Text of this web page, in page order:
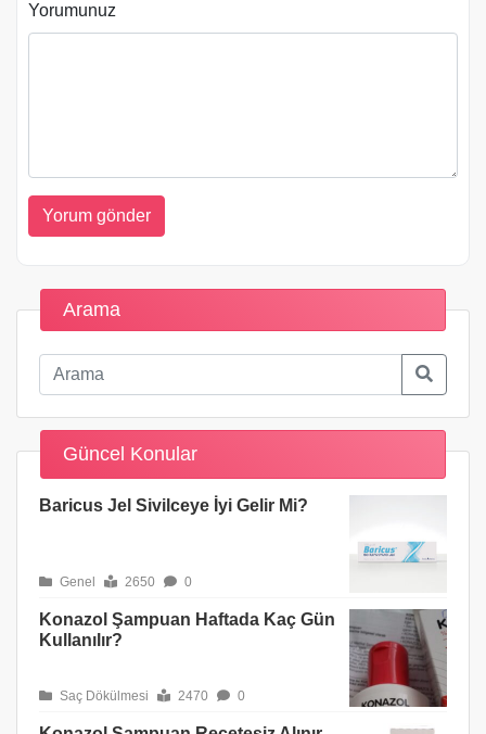
Yorumunuz
Arama
Güncel Konular
Baricus Jel Sivilceye İyi Gelir Mi?
Genel 2650 0
Konazol Şampuan Haftada Kaç Gün
Kullanılır?
Saç Dökülmesi 2470 0